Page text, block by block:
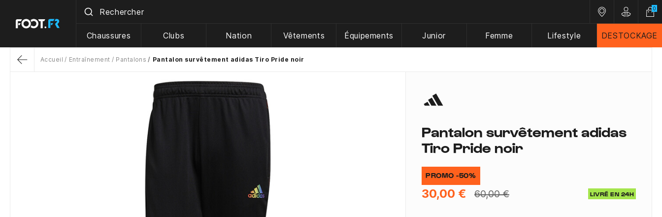
Nos magasins
Customer
0
Chaussures Clubs Nation Vêtements Équipements Junior Femme Lifestyle DESTOCKAGE
Accueil Entraînement Pantalons Pantalon survêtement adidas Tiro Pride noir
Pantalon survêtement adidas
Tiro Pride noir
PROMO -50%
30,00 € 60,00 € LIVRÉ EN 24H